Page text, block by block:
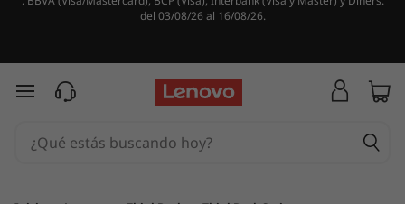
h
del 03/08/26 al 16/08/26.
Ir al contenido principal